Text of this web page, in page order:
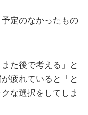
定のなかったもの
た後で考える」と
疲れていると「と
な選択をしてしま